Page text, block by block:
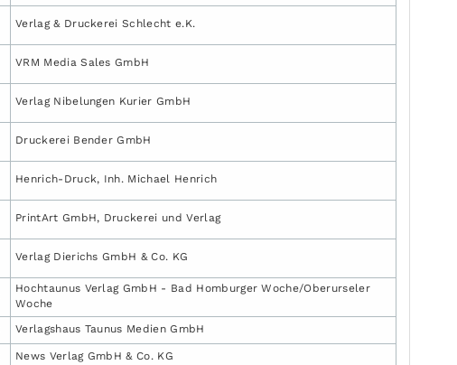
Verlag & Druckerei Schlecht e.K.
VRM Media Sales GmbH
Verlag Nibelungen Kurier GmbH
Druckerei Bender GmbH
Henrich-Druck, Inh. Michael Henrich
PrintArt GmbH, Druckerei und Verlag
Verlag Dierichs GmbH & Co. KG
Hochtaunus Verlag GmbH - Bad Homburger Woche/Oberurseler
Woche
Verlagshaus Taunus Medien GmbH
News Verlag GmbH & Co. KG